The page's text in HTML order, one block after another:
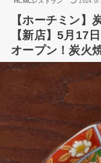
【ホーチミン】
【新店】5月17
オープン！炭火